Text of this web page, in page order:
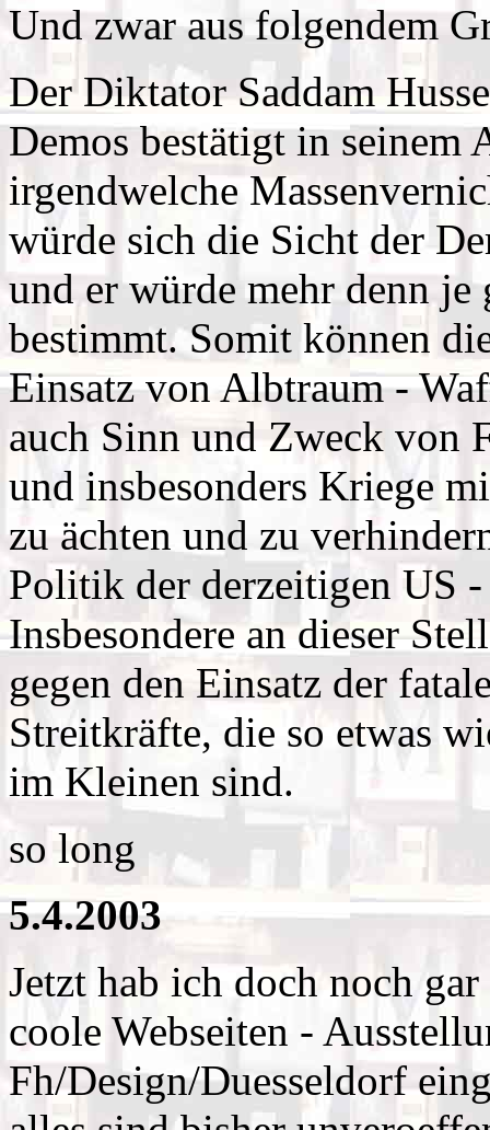
Und zwar aus folgendem
Der Diktator Saddam
Demos bestätigt in seinem
irgendwelche
würde sich die Sicht der
und er würde mehr denn je
bestimmt. Somit können
Einsatz von Albtraum -
auch Sinn und Zweck von
und insbesonders Kriege
zu ächten und zu
Politik der derzeitigen US
Insbesondere an dieser
gegen den Einsatz der
Streitkräfte, die so etwas
im Kleinen sind.
so long
5.4.2003
Jetzt hab ich doch noch
coole Webseiten -
Fh/Design/Duesseldorf